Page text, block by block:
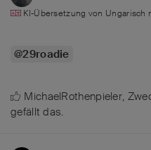
KI-Übersetzung von Ungarisch
@29roadie
MichaelRothenpieler,
gefällt das.